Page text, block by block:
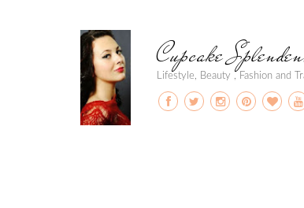
Cupcake
Lifestyle, Beauty , Fashion and